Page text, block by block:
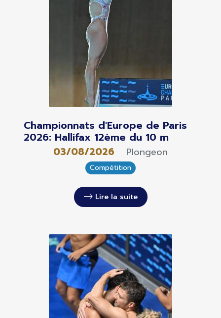
Championnats d'Europe de Paris
2026: Hallifax 12ème du 10 m
03/08/2026 Plongeon
Compétition
Lire la suite